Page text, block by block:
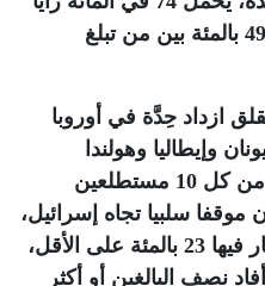
سلبيا تجاه إسرائيل، مقارنة بـ49 بالمئة بين من تبلغ
ازداد حِدَّة في أوروبا
وإيطاليا وهولندا
‏وإسبانيا والسويد، يبدي نحو 9 من كل 10 مستطلعين
سلبيا تجاه إسرائيل،
‏ويبلغ الفارق بين اليمين واليسار فيها 23 بالمئة على الأقل،
نصف البالغين أو أكثر